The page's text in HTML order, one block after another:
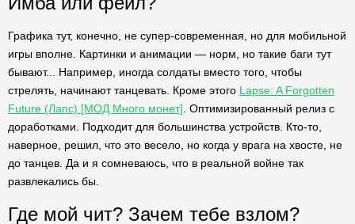
Графика тут, конечно, не супер-современная, но для мобильной
игры вполне. Картинки и анимации — норм, но такие баги тут
бывают... Например, иногда солдаты вместо того, чтобы
стрелять, начинают танцевать. Кроме этого Lapse: A Forgotten
Future (Лапс) [МОД Много монет] . Оптимизированный релиз с
доработками. Подходит для большинства устройств. Кто-то,
наверное, решил, что это весело, но когда у врага на хвосте, не
до танцев. Да и я сомневаюсь, что в реальной войне так
развлекались бы.
Где мой чит? Зачем тебе взлом?